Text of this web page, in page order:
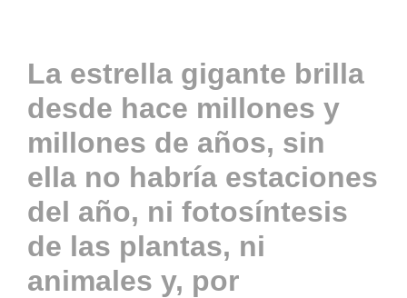
Contacto
ACCESO
La estrella gigante brilla
desde hace millones y
millones de años, sin
ella no habría estaciones
del año, ni fotosíntesis
de las plantas, ni
animales y, por